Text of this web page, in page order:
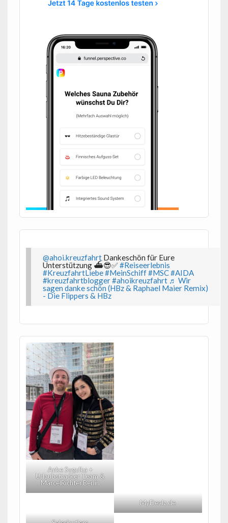
@ahoi.kreuzfahrt Dankeschön für Eure
Unterstützung ⛴️😎✅#Reiseerlebnis
#KreuzfahrtLiebe#MeinSchiff#MSC#AIDA
#kreuzfahrtblogger#ahoikreuzfahrt ♬ Wir
sagen danke schön (HBz & Raphael Maier Remix)
- Die Flippers & HBz
Anke Sygulka +
Urlaubstracker Team &
MarcelRichter.Berlin
MyDealz.de